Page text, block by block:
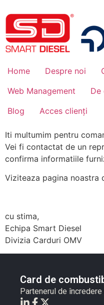
Home Despre noi
Web Management
De
Blog
Acces clienți
Iti multumim pentru
Vei fi contactat de un
confirma informatiile
Viziteaza pagina noastra
cu stima,
Echipa Smart Diesel
Divizia Carduri OMV
Card de
Partenerul de